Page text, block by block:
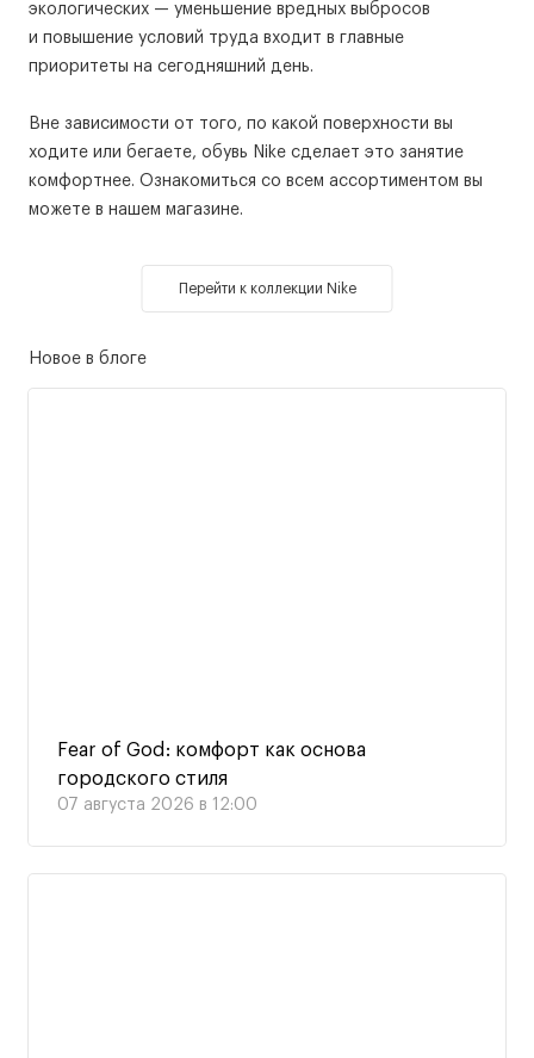
экологических — уменьшение вредных выбросов
и повышение условий труда входит в главные
приоритеты на сегодняшний день.
Вне зависимости от того, по какой поверхности вы
ходите или бегаете, обувь Nike сделает это занятие
комфортнее. Ознакомиться со всем ассортиментом вы
можете в нашем магазине.
Перейти к коллекции Nike
Новое в блоге
Fear of God: комфорт как основа
городского стиля
07 августа 2026 в 12:00